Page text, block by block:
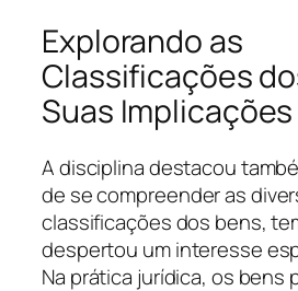
Explorando as
Classificações
Suas Implicações
A disciplina destacou
de se compreender as
classificações dos bens,
despertou um interesse
Na prática jurídica, os bens